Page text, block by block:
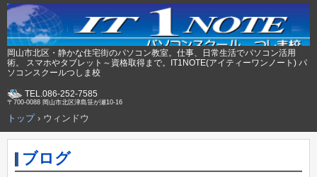
岡山市北区・静かな住宅街のパソコン教室。仕事、日常生活でパソコン活用
術。 スマホやタブレット～資格取得まで。IT1NOTE(アイティーワンノート) パ
ソコンスクールつしま校
TEL.086-252-7585
〒700-0088 岡山市北区津島笹が瀬10-16
トップ› ウィンドウ
ブログ